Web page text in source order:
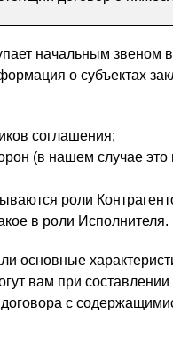
начальным звеном
о субъектах
соглашения;
(в нашем случае это
роли
в роли Исполнителя.
основные
вам при
договора с